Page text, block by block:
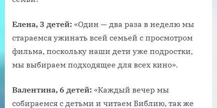
Елена, 3 детей: «Один — два раза в неделю мы
стараемся ужинать всей семьей с просмотром
фильма, поскольку наши дети уже подростки,
мы выбираем подходящее для всех кино».
Валентина, 6 детей: «Каждый вечер мы
собираемся с детьми и читаем Библию, так же